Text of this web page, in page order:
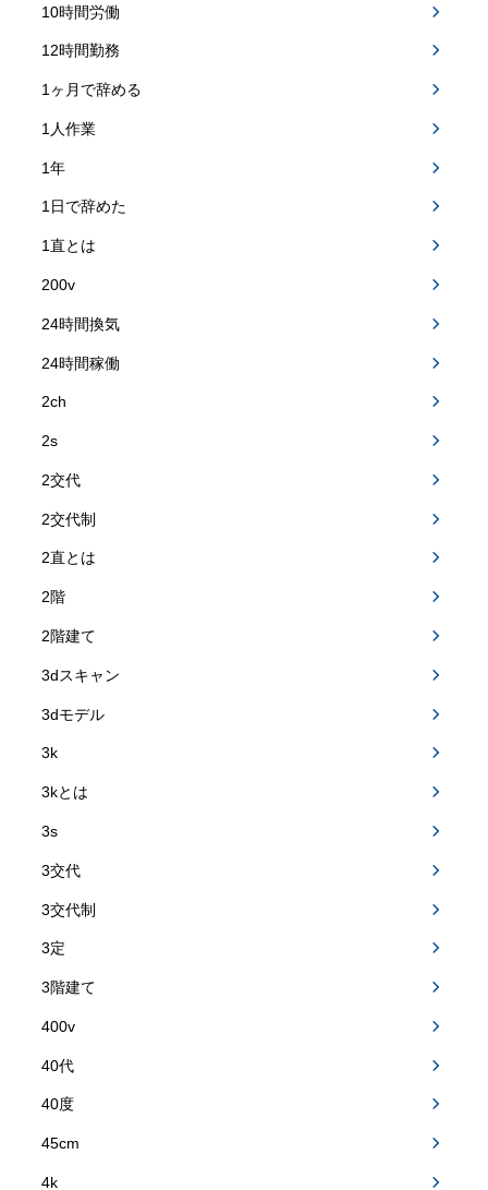
10時間労働
12時間勤務
1ヶ月で辞める
1人作業
1年
1日で辞めた
1直とは
200v
24時間換気
24時間稼働
2ch
2s
2交代
2交代制
2直とは
2階
2階建て
3dスキャン
3dモデル
3k
3kとは
3s
3交代
3交代制
3定
3階建て
400v
40代
40度
45cm
4k